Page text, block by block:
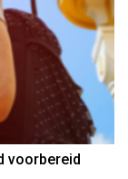
voorbereid